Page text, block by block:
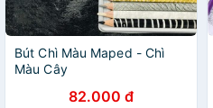
Bút Chì Màu Maped - Chì
Màu Cây
82.000 đ